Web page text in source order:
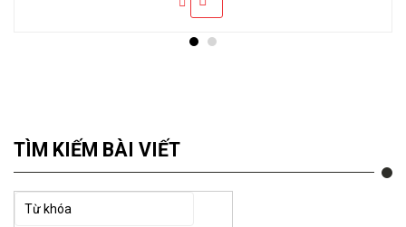
TÌM KIẾM BÀI VIẾT